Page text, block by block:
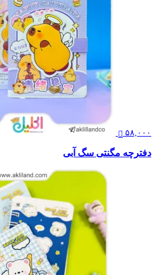
۵۸,۰۰۰
دفترچه مگنتی سگ آبی